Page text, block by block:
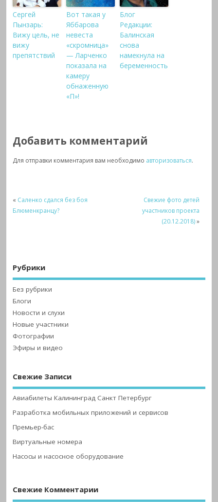
Сергей
Пынзарь:
Вижу цель, не
вижу
препятствий
Вот такая у
Яббарова
невеста
«скромница»
— Ларченко
показала на
камеру
обнаженную
«П»!
Блог
Редакции:
Балинская
снова
намекнула на
беременность
Добавить комментарий
Для отправки комментария вам необходимо авторизоваться.
« Саленко сдался без боя
Блюменкранцу?
Свежие фото детей
участников проекта
(20.12.2018)»
Рубрики
Без рубрики
Блоги
Новости и слухи
Новые участники
Фотографии
Эфиры и видео
Свежие Записи
Авиабилеты Калининград Санкт Петербург
Разработка мобильных приложений и сервисов
Премьер-бас
Виртуальные номера
Насосы и насосное оборудование
Свежие Комментарии